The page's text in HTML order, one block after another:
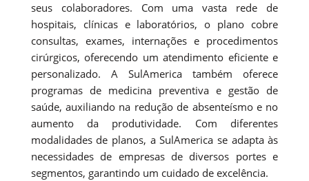
seus colaboradores. Com uma vasta rede de
hospitais, clínicas e laboratórios, o plano cobre
consultas, exames, internações e procedimentos
cirúrgicos, oferecendo um atendimento eficiente e
personalizado. A SulAmerica também oferece
programas de medicina preventiva e gestão de
saúde, auxiliando na redução de absenteísmo e no
aumento da produtividade. Com diferentes
modalidades de planos, a SulAmerica se adapta às
necessidades de empresas de diversos portes e
segmentos, garantindo um cuidado de excelência.